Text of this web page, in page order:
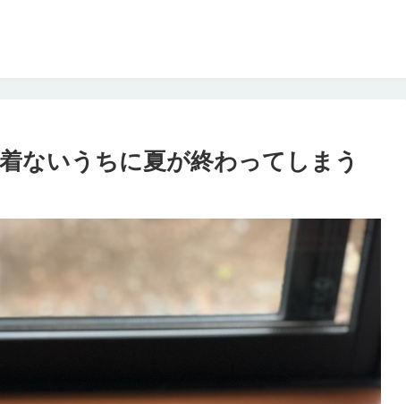
ないうちに夏が終わってしまう